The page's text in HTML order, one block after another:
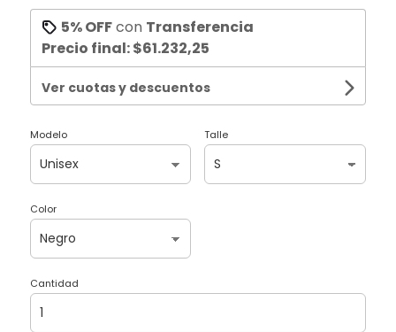
5% OFFcon Transferencia
Precio final:$61.232,25
Ver cuotas y descuentos
Modelo Talle
Color
Cantidad